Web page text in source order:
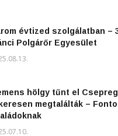
évtized szolgálatban –
Polgárőr Egyesület
hölgy tűnt el
megtalálták –